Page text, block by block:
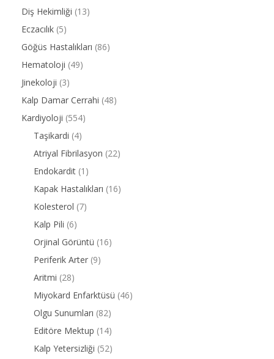
Diş Hekimliği (13)
Eczacılık (5)
Göğüs Hastalıkları (86)
Hematoloji (49)
Jinekoloji (3)
Kalp Damar Cerrahi (48)
Kardiyoloji (554)
Taşikardi (4)
Atriyal Fibrilasyon (22)
Endokardit (1)
Kapak Hastalıkları (16)
Kolesterol (7)
Kalp Pili (6)
Orjinal Görüntü (16)
Periferik Arter (9)
Aritmi (28)
Miyokard Enfarktüsü (46)
Olgu Sunumları (82)
Editöre Mektup (14)
Kalp Yetersizliği (52)